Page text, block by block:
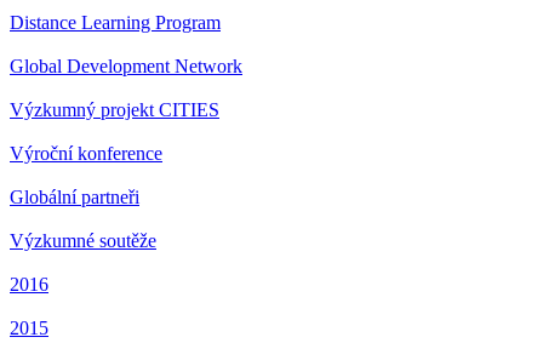
Distance Learning Program
Global Development Network
Výzkumný projekt CITIES
Výroční konference
Globální partneři
Výzkumné soutěže
2016
2015